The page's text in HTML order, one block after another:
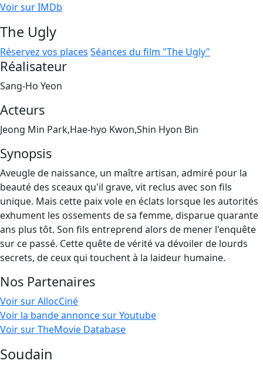
Voir sur IMDb
The Ugly
Réservez vos places Séances du film "The Ugly"
Réalisateur
Sang-Ho Yeon
Acteurs
Jeong Min Park,Hae-hyo Kwon,Shin Hyon Bin
Synopsis
Aveugle de naissance, un maître artisan, admiré pour la
beauté des sceaux qu'il grave, vit reclus avec son fils
unique. Mais cette paix vole en éclats lorsque les autorités
exhument les ossements de sa femme, disparue quarante
ans plus tôt. Son fils entreprend alors de mener l'enquête
sur ce passé. Cette quête de vérité va dévoiler de lourds
secrets, de ceux qui touchent à la laideur humaine.
Nos Partenaires
Voir sur AllocCiné
Voir la bande annonce sur Youtube
Voir sur TheMovie Database
Soudain